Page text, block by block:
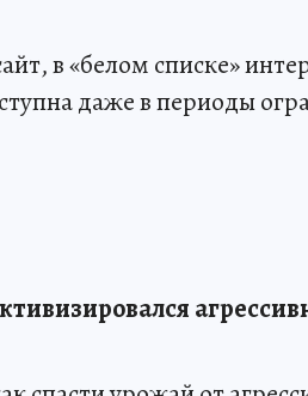
в «белом списке»
даже в периоды